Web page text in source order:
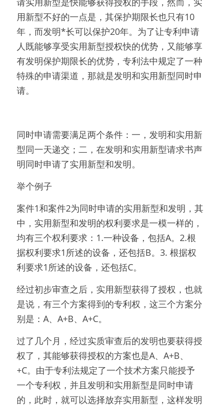
用新型不好的一点是，其保护期限长也只有10
年，而发明*长可以保护20年。为了让专利申请
人既能够享受实用新型授权快的优势，又能够享
有发明保护期限长的优势，专利法中规定了一种
特殊的申请渠道，那就是发明和实用新型同时申
请。
同时申请需要满足两个条件：一，发明和实用新
型同一天递交；二，在发明和实用新型请求书声
明同时申请了实用新型和发明。
举个例子
案件1和案件2为同时申请的实用新型和发明，其
中，实用新型和发明的权利要求是一模一样的，
均有三个权利要求：1.一种设备，包括A。2.根
据权利要求1所述的设备，还包括B。3. 根据权
利要求1所述的设备，还包括C。
经过初步审查之后，实用新型获得了授权，也就
是说，有三个方案得到的专利权，这三个方案分
别是：A、A+B、A+C。
过了几个月，经过实质审查后的发明也要获得授
权了，其能够获得授权的方案也是A、A+B、
+C。由于专利法规定了一个技术方案只能授予
一个专利权，并且发明和实用新型是同时申请
的，此时，就可以选择放弃实用新型，这样发明